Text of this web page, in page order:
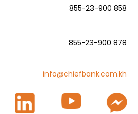
855-23-900 858
855-23-900 878
info@chiefbank.com.kh